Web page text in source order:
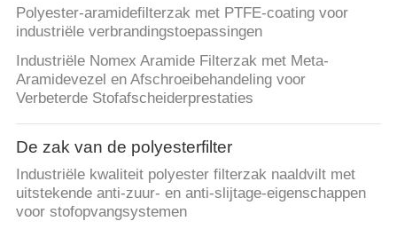
CITAAT
SITEMAP
PRIVACYBELEID
Polyester-aramidefilterzak met PTFE-coating voor
industriële verbrandingstoepassingen
Industriële Nomex Aramide Filterzak met Meta-
Aramidevezel en Afschroeibehandeling voor
Verbeterde Stofafscheiderprestaties
De zak van de polyesterfilter
Industriële kwaliteit polyester filterzak naaldvilt met
uitstekende anti-zuur- en anti-slijtage-eigenschappen
voor stofopvangsystemen